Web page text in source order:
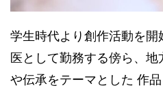
学生時代より創作活動を
医として勤務する傍ら、
や伝承をテーマとした 作